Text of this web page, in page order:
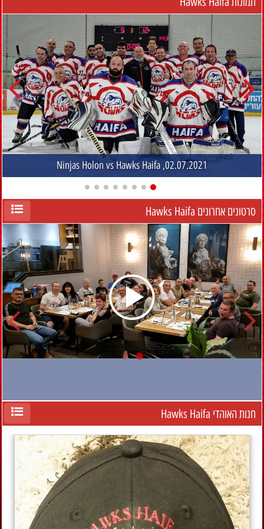
Ninjas Holon vs Hawks Haifa ,02.07.2021
סרטונים אחרונים Hawks Haifa
ארוחת ערב קבוצתי אתרי הניצחון!
חנות האוהדי Hawks Haifa